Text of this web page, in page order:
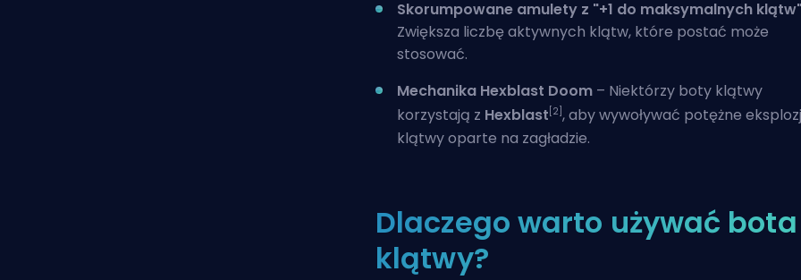
Skorumpowane amulety z "+1 do maksymalnych
Zwiększa liczbę aktywnych klątw, które postać może
stosować.
Mechanika Hexblast Doom – Niektórzy boty klątwy
korzystają z Hexblast [2] , aby wywoływać potężne
klątwy oparte na zagładzie.
Dlaczego warto używać bota
klątwy?